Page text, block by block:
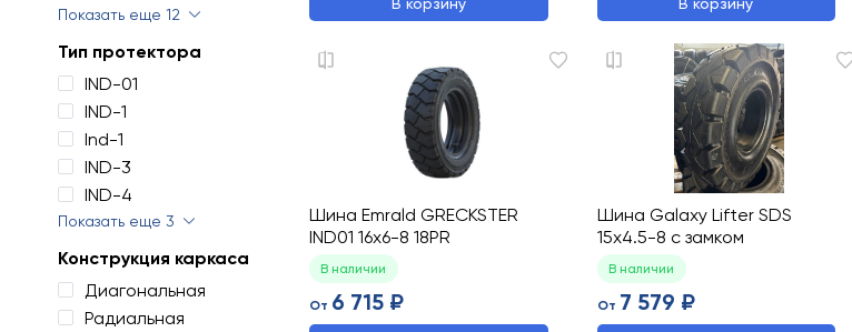
Показать еще 12
Тип протектора
IND-01
IND-1
Ind-1
IND-3
IND-4
Показать еще 3
Конструкция каркаса
Диагональная
Радиальная
Шина Emrald GRECKSTER
IND01 16x6-8 18PR
В наличии
От 6 715 ₽
Шина Galaxy Lifter SDS
15x4.5-8 с замком
В наличии
От 7 579 ₽